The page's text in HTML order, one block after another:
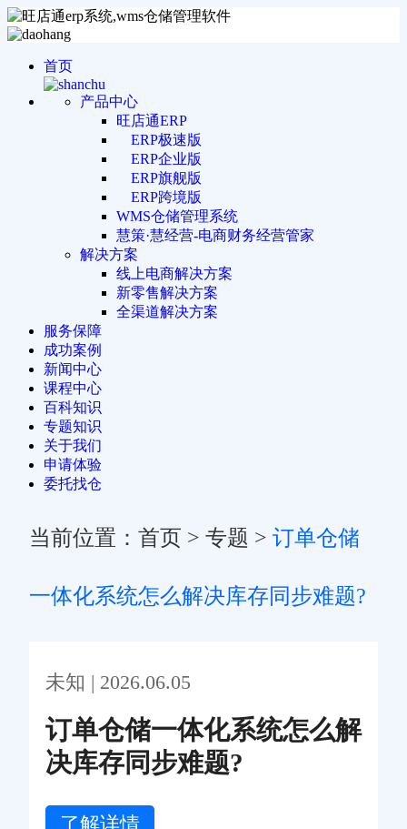
首页
产品中心
旺店通ERP
ERP极速版
ERP企业版
ERP旗舰版
ERP跨境版
WMS仓储管理系统
慧策·慧经营-电商财务经营管家
解决方案
线上电商解决方案
新零售解决方案
全渠道解决方案
服务保障
成功案例
新闻中心
课程中心
百科知识
专题知识
关于我们
申请体验
委托找仓
当前位置： 首页 > 专题 > 订单仓储
一体化系统怎么解决库存同步难题?
未知 | 2026.06.05
订单仓储一体化系统怎么解
决库存同步难题?
了解详情